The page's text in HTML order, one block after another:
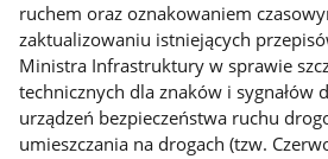
ruchem oraz oznakowaniem
zaktualizowaniu istniejących
Ministra Infrastruktury w sprawie
technicznych dla znaków i sygnałów
urządzeń bezpieczeństwa ruchu
umieszczania na drogach (tzw.